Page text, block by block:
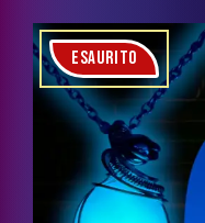
ESAURITO